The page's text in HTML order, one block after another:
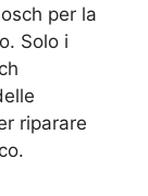
per la
Solo i
riparare